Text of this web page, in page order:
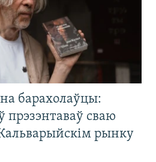
барахолаўцы:
сваю
рынку